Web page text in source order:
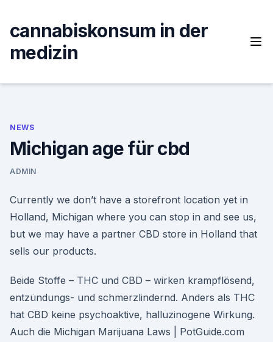
content
cannabiskonsum in der
medizin
NEWS
Michigan age für cbd
ADMIN
Currently we don’t have a storefront location yet in
Holland, Michigan where you can stop in and see us,
but we may have a partner CBD store in Holland that
sells our products.
Beide Stoffe – THC und CBD – wirken krampflösend,
entzündungs- und schmerzlindernd. Anders als THC
hat CBD keine psychoaktive, halluzinogene Wirkung.
Auch die Michigan Marijuana Laws | PotGuide.com